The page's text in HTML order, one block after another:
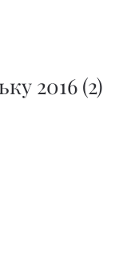
2016 (2)